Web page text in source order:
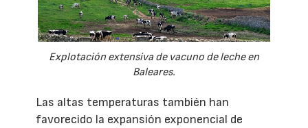
Explotación extensiva de vacuno de leche en
Baleares.
Las altas temperaturas también han
favorecido la expansión exponencial de